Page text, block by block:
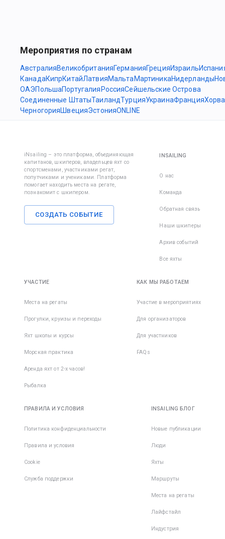
Мероприятия по странам
АвстралияВеликобританияГерманияГрецияИзраиль
КанадаКипрКитайЛатвияМальта МартиникаНидерланды
ОАЭПольшаПортугалия РоссияСейшельские Острова
Соединенные ШтатыТаиландТурцияУкраинаФранция
ЧерногорияШвецияЭстонияONLINE
iNsailing – это платформа, объединяющая
капитанов, шкиперов, владельцев яхт со
спортсменами, участниками регат,
попутчиками и учениками. Платформа
помогает находить места на регате,
познакомит с шкипером.
СОЗДАТЬ СОБЫТИЕ
INSAILING
О нас
Команда
Обратная связь
Наши шкиперы
Архив событий
Все яхты
УЧАСТИЕ
Места на регаты
Прогулки, круизы и переходы
Яхт школы и курсы
Морская практика
Аренда яхт от 2-х часов!
Рыбалка
КАК МЫ РАБОТАЕМ
Участие в мероприятиях
Для организаторов
Для участников
FAQs
ПРАВИЛА И УСЛОВИЯ
Политика конфиденциальности
Правила и условия
Cookie
Служба поддержки
INSAILING БЛОГ
Новые публикации
Люди
Яхты
Маршруты
Места на регаты
Лайфстайл
Индустрия